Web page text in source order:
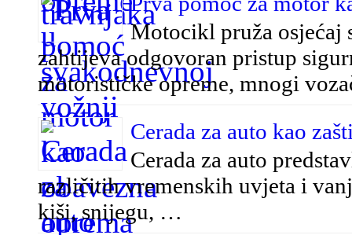
Motocikl pruža osjećaj
zahtijeva odgovoran pristup
motorističke opreme, mnogi
Cerada za auto kao
Cerada za auto
različitih vremenskih uvjeta i
kiši, snijegu, …